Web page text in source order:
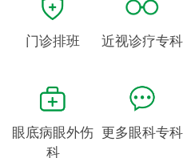
门诊排班 近视诊疗专科
眼底病眼外伤
科
更多眼科专科